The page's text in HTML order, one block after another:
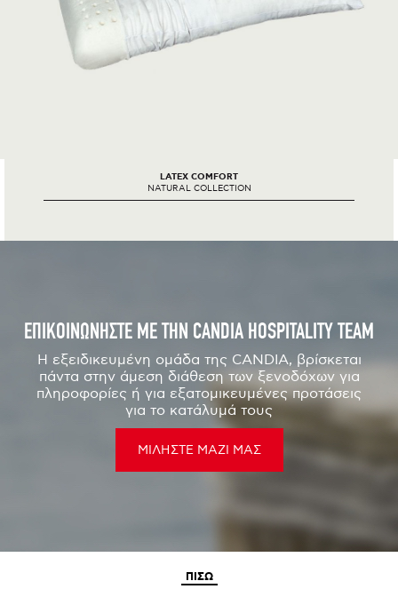
LATEX COMFORT
NATURAL COLLECTION
ΕΠΙΚΟΙΝΩΝΗΣΤΕ ΜΕ ΤΗΝ CANDIA HOSPITALITY TEAM
Η εξειδικευμένη ομάδα της CANDIA, βρίσκεται
πάντα στην άμεση διάθεση των ξενοδόχων για
πληροφορίες ή για εξατομικευμένες προτάσεις
για το κατάλυμά τους
ΜΙΛΗΣΤΕ ΜΑΖΙ ΜΑΣ
ΠΙΣΩ